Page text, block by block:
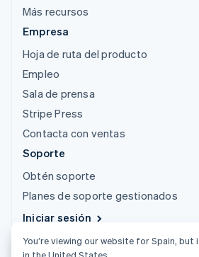
Más recursos
Empresa
Hoja de ruta del producto
Empleo
Sala de prensa
Stripe Press
Contacta con ventas
Soporte
Obtén soporte
Planes de soporte gestionados
Iniciar sesión
© 2026 Stripe, LLC
You’re viewing our website for Spain, but
in the United States.